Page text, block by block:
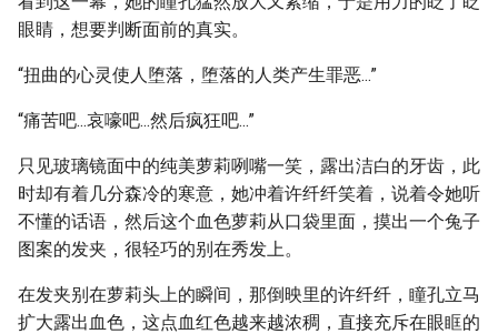
眼睛，想要判断面前的真实。
“扭曲的心灵使人堕落，堕落的人类产生罪恶...”
“痛苦吧...哀嚎吧...然后疯狂吧...”
只见玻璃镜面中的纯美萝莉咧嘴一笑，露出洁白的牙齿，此
时却有着几分森冷的寒意，她冲着许纤纤笑着，说着令她听
不懂的话语，然后这个血色萝莉从口袋里面，摸出一个兔子
图案的发夹，很轻巧的别在秀发上。
在发夹别在萝莉头上的瞬间，那倒映里的许纤纤，瞳孔立马
扩大露出血色，这点血红色越来越浓稠，直接充斥在眼眶的